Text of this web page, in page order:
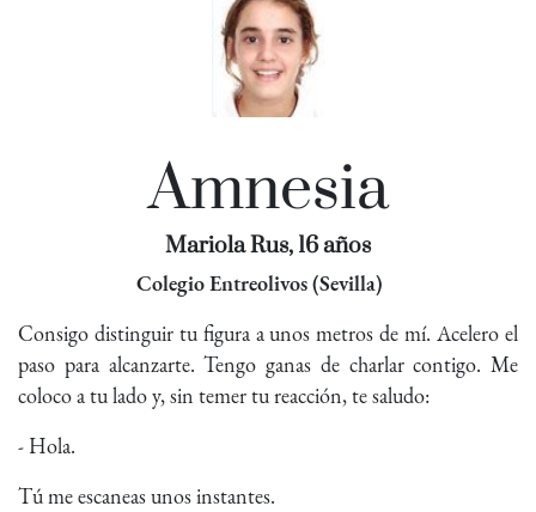
Amnesia
Mariola Rus, 16 años
Colegio Entreolivos (Sevilla)
Consigo distinguir tu figura a unos metros de mí. Acelero el
paso para alcanzarte. Tengo ganas de charlar contigo. Me
coloco a tu lado y, sin temer tu reacción, te saludo:
- Hola.
Tú me escaneas unos instantes.